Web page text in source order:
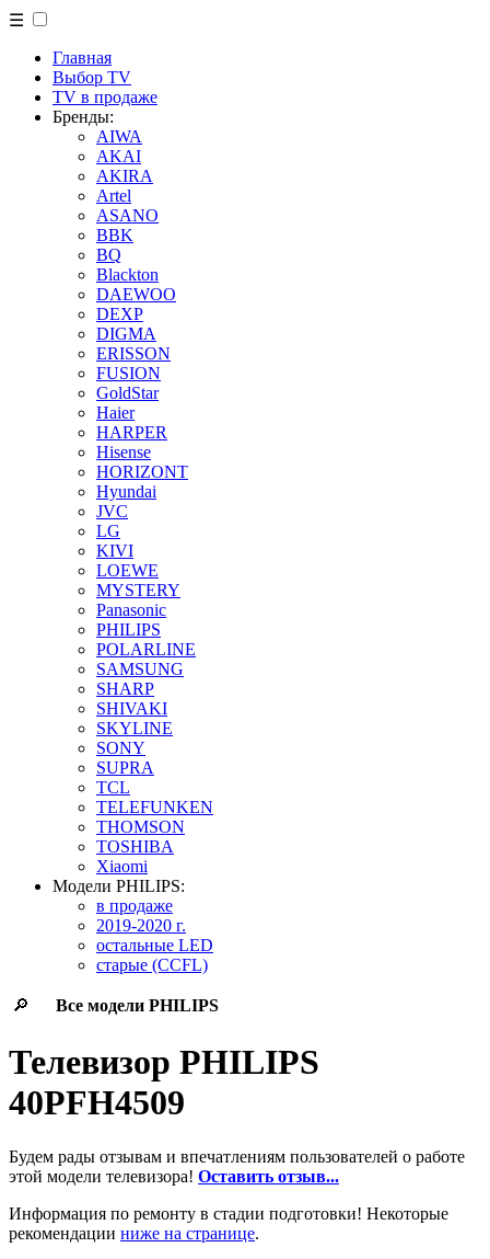
☰
Главная
Выбор TV
TV в продаже
Бренды:
AIWA
AKAI
AKIRA
Artel
ASANO
BBK
BQ
Blackton
DAEWOO
DEXP
DIGMA
ERISSON
FUSION
GoldStar
Haier
HARPER
Hisense
HORIZONT
Hyundai
JVC
LG
KIVI
LOEWE
MYSTERY
Panasonic
PHILIPS
POLARLINE
SAMSUNG
SHARP
SHIVAKI
SKYLINE
SONY
SUPRA
TCL
TELEFUNKEN
THOMSON
TOSHIBA
Xiaomi
Модели PHILIPS:
в продаже
2019-2020 г.
остальные LED
старые (CCFL)
🔎 Все модели PHILIPS
Телевизор PHILIPS
40PFH4509
Будем рады отзывам и впечатлениям пользователей о работе
этой модели телевизора! Оставить отзыв...
Информация по ремонту в стадии подготовки! Некоторые
рекомендации ниже на странице.